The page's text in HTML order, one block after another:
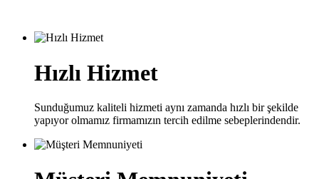
Hızlı Hizmet
Sunduğumuz kaliteli hizmeti aynı zamanda hızlı bir şekilde
yapıyor olmamız firmamızın tercih edilme sebeplerindendir.